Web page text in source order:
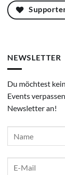
NEWSLETTER
Du möchtest
Events
Newsletter an!